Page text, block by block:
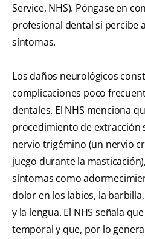
Service, NHS). Póngase en
profesional dental si percibe
síntomas.
Los daños neurológicos
complicaciones poco
dentales. El NHS menciona
procedimiento de extracción
nervio trigémino (un nervio
juego durante la
síntomas como
dolor en los labios, la
y la lengua. El NHS señala
temporal y que, por lo